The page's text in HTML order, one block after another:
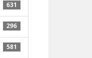
631
296
581